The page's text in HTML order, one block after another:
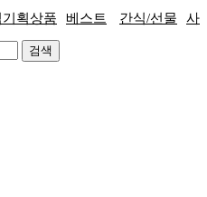
획상품 베스트 간식/선물 사